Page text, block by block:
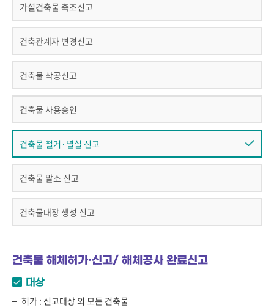
가설건축물 축조신고
건축관계자 변경신고
건축물 착공신고
건축물 사용승인
건축물 철거·멸실 신고
건축물 말소 신고
건축물대장 생성 신고
건축물 해체허가·신고/ 해체공사 완료신고
대상
허가 : 신고대상 외 모든 건축물